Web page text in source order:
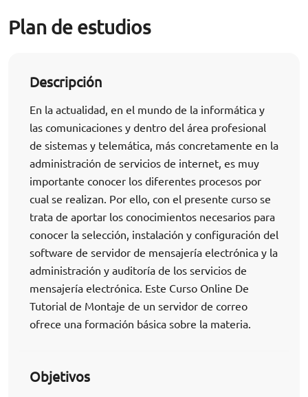
Plan de estudios
Descripción
En la actualidad, en el mundo de la informática y
las comunicaciones y dentro del área profesional
de sistemas y telemática, más concretamente en la
administración de servicios de internet, es muy
importante conocer los diferentes procesos por
cual se realizan. Por ello, con el presente curso se
trata de aportar los conocimientos necesarios para
conocer la selección, instalación y configuración del
software de servidor de mensajería electrónica y la
administración y auditoría de los servicios de
mensajería electrónica. Este Curso Online De
Tutorial de Montaje de un servidor de correo
ofrece una formación básica sobre la materia.
Objetivos